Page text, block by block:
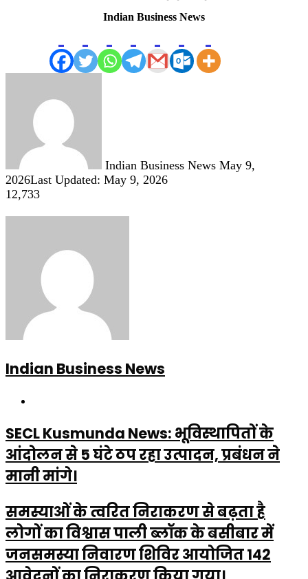
Indian Business News
Indian Business News May 9,
2026Last Updated: May 9, 2026
12,733
Indian Business News
SECL Kusmunda News: भूविस्थापितों के
आंदोलन से 5 घंटे ठप रहा उत्पादन, प्रबंधन ने
मानी मांगे।
समस्याओं के त्वरित निराकरण से बढ़ता है
लोगों का विश्वास पाली ब्लॉक के बसीबार में
जनसमस्या निवारण शिविर आयोजित 142